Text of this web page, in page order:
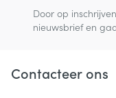
Door op
nieuwsbrief en
Contacteer ons